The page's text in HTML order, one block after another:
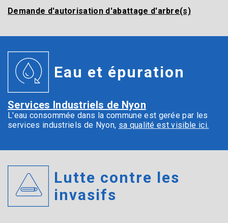
Demande d'autorisation d'abattage d'arbre(s)
Eau et épuration
Services Industriels de Nyon
L'eau consommée dans la commune est gerée par les
services industriels de Nyon, sa qualité est visible ici.
Lutte contre les
invasifs